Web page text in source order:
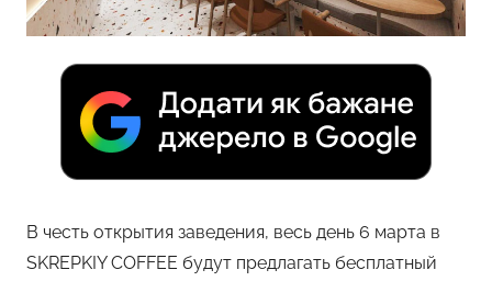
В честь открытия заведения, весь день 6 марта в
SKREPKIY COFFEE будут предлагать бесплатный